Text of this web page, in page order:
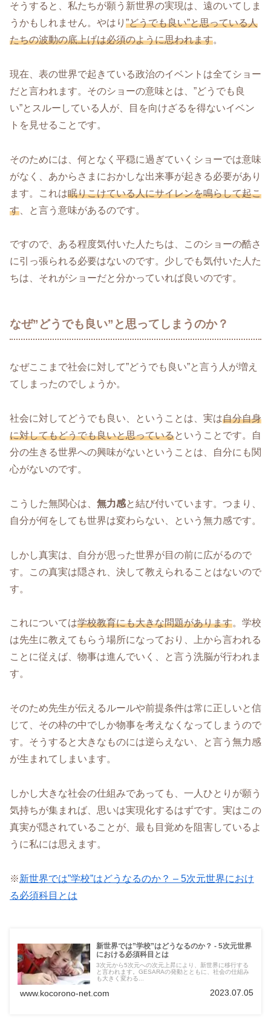
そうすると、私たちが願う新世界の実現は、遠のいてしま
うかもしれません。やはり ”どうでも良い”と思っている人
たちの波動の底上げは必須のように思われます。
現在、表の世界で起きている政治のイベントは全てショー
だと言われます。そのショーの意味とは、”どうでも良
い”とスルーしている人が、目を向けざるを得ないイベン
トを見せることです。
そのためには、何となく平穏に過ぎていくショーでは意味
がなく、あからさまにおかしな出来事が起きる必要があり
ます。これは眠りこけている人にサイレンを鳴らして起こ
す 、と言う意味があるのです。
ですので、ある程度気付いた人たちは、このショーの酷さ
に引っ張られる必要はないのです。少しでも気付いた人た
ちは、それがショーだと分かっていれば良いのです。
なぜ”どうでも良い”と思ってしまうのか？
なぜここまで社会に対して”どうでも良い”と言う人が増え
てしまったのでしょうか。
社会に対してどうでも良い、ということは、実は自分自身
に対してもどうでも良いと思っているということです。自
分の生きる世界への興味がないということは、自分にも関
心がないのです。
こうした無関心は、 無力感と結び付いています。つまり、
自分が何をしても世界は変わらない、という無力感です。
しかし真実は、自分が思った世界が目の前に広がるので
す。この真実は隠され、決して教えられることはないので
す。
これについては学校教育にも大きな問題があります。学校
は先生に教えてもらう場所になっており、上から言われる
ことに従えば、物事は進んでいく、と言う洗脳が行われま
す。
そのため先生が伝えるルールや前提条件は常に正しいと信
じて、その枠の中でしか物事を考えなくなってしまうので
す。そうすると大きなものには逆らえない、と言う無力感
が生まれてしまいます。
しかし大きな社会の仕組みであっても、一人ひとりが願う
気持ちが集まれば、思いは実現化するはずです。実はこの
真実が隠されていることが、最も目覚めを阻害しているよ
うに私には思えます。
※新世界では”学校”はどうなるのか？ – 5次元世界におけ
る必須科目とは
新世界では”学校”はどうなるのか？ - 5次元世界
における必須科目とは
3次元から5次元への次元上昇により、新世界に移行する
と言われます。GESARAの発動とともに、社会の仕組み
も大きく変わる...
www.kocorono-net.com 2023.07.05